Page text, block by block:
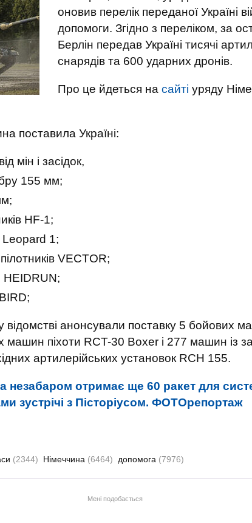
оновив перелік переданої Україні
допомоги. Згідно з переліком, за
Берлін передав Україні тисячі
снарядів та 600 ударних дронів.
Про це йдеться на сайті уряду
поставила Україні:
мін і засідок,
155 мм;
HF-1;
Leopard 1;
VECTOR;
HEIDRUN;
анонсували поставку 5 бойових
машин піхоти RCT-30 Boxer і 277 машин із
артилерійських установок RCH 155.
незабаром отримає ще 60 ракет для
зустрічі з Пісторіусом. ФОТОрепортаж
(2344) Німеччина (6464) допомога (7976)
Мені подобається